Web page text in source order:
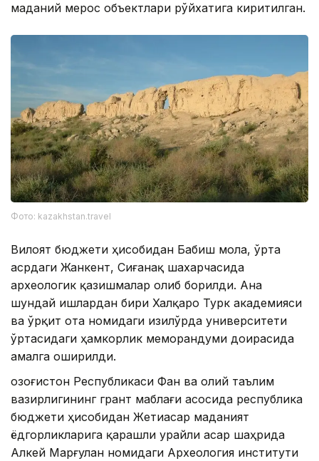
маданий мерос объектлари рўйхатига киритилган.
Фото: kazakhstan.travel
Вилоят бюджети ҳисобидан Бабиш мола, ўрта
асрдаги Жанкент, Сиғанақ шахарчасида
археологик қазишмалар олиб борилди. Ана
шундай ишлардан бири Халқаро Турк академияси
ва Қўрқит ота номидаги Қизилўрда университети
ўртасидаги ҳамкорлик меморандуми доирасида
амалга оширилди.
Қозоғистон Республикаси Фан ва олий таълим
вазирлигининг грант маблағи асосида республика
бюджети ҳисобидан Жетиасар маданият
ёдгорликларига қарашли Қурайли асар шаҳрида
Алкей Марғулан номидаги Археология институти